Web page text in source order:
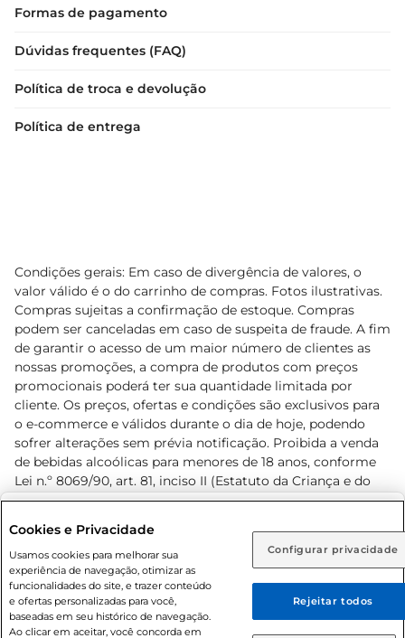
Rio de Janeiro (RJ) Goiás (GO)
Ou
Caso queira comprar online, informe como deseja receber
suas compras:
Formas de pagamento
Dúvidas frequentes (FAQ)
Política de troca e devolução
Política de entrega
Condições gerais: Em caso de divergência de valores, o
valor válido é o do carrinho de compras. Fotos ilustrativas.
Compras sujeitas a confirmação de estoque. Compras
podem ser canceladas em caso de suspeita de fraude. A fim
de garantir o acesso de um maior número de clientes as
nossas promoções, a compra de produtos com preços
promocionais poderá ter sua quantidade limitada por
cliente. Os preços, ofertas e condições são exclusivos para
o e-commerce e válidos durante o dia de hoje, podendo
sofrer alterações sem prévia notificação. Proibida a venda
de bebidas alcoólicas para menores de 18 anos, conforme
Lei n.º 8069/90, art. 81, inciso II (Estatuto da Criança e do
Adolescente). Preços e condições exclusivos para o
prévio. O valor mínimo para as compras on-line é de R$
80,00.
Cookies e Privacidade
Usamos cookies para melhorar sua
experiência de navegação, otimizar as
funcionalidades do site, e trazer conteúdo
e ofertas personalizadas para você,
baseadas em seu histórico de navegação.
Ao clicar em aceitar, você concorda em
Configurar privacidade
Rejeitar todos